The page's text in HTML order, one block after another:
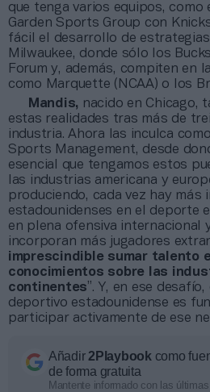
que tenga varios equipos, como
Garden Sports Group con
fácil el desarrollo de
Milwaukee, donde sólo los
Forum y, además, compiten en
como Marquette (NCAA) o los
Mandis, nacido en Chicago,
estas realidades tras más de
industria. Ahora las inculca
Sports Management, desde
esencial que tengamos estos
las industrias americana y
produciendo, cada vez hay más
estadounidenses en el deporte
en plena ofensiva internacional
incorporan más jugadores
imprescindible sumar talento
conocimientos sobre las
continentes”. Y, en ese
deportivo estadounidense es
participar activamente de ese
Añadir2Playbook como
de forma gratuita
Mantente informado con las